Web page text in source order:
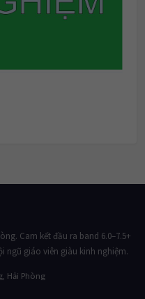
Cam kết đầu ra band 6.0–7.5+
ngũ giáo viên giàu kinh nghiệm.
Hải Phòng